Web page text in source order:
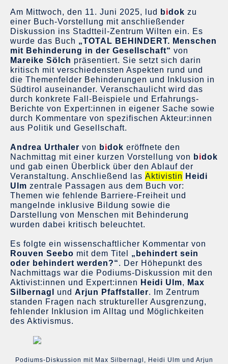
Am Mittwoch, den 11. Juni 2025, lud bidok zu
einer Buch-Vorstellung mit anschließender
Diskussion ins Stadtteil-Zentrum Wilten ein. Es
wurde das Buch „TOTAL BEHINDERT. Menschen
mit Behinderung in der Gesellschaft“ von
Mareike Sölch präsentiert. Sie setzt sich darin
kritisch mit verschiedensten Aspekten rund und
die Themenfelder Behinderungen und Inklusion in
Südtirol auseinander. Veranschaulicht wird das
durch konkrete Fall-Beispiele und Erfahrungs-
Berichte von Expert:innen in eigener Sache sowie
durch Kommentare von spezifischen Akteur:innen
aus Politik und Gesellschaft.
Andrea Urthaler von bidok eröffnete den
Nachmittag mit einer kurzen Vorstellung von bidok
und gab einen Überblick über den Ablauf der
Veranstaltung. Anschließend las Aktivistin Heidi
Ulm zentrale Passagen aus dem Buch vor:
Themen wie fehlende Barriere-Freiheit und
mangelnde inklusive Bildung sowie die
Darstellung von Menschen mit Behinderung
wurden dabei kritisch beleuchtet.
Es folgte ein wissenschaftlicher Kommentar von
Rouven Seebo mit dem Titel
„behindert sein
oder behindert werden?“. Der Höhepunkt des
Nachmittags war die Podiums-Diskussion mit den
Aktivist:innen und Expert:innen Heidi Ulm, Max
Silbernagl
und Arjun Pfaffstaller. Im Zentrum
standen Fragen nach struktureller Ausgrenzung,
fehlender Inklusion im Alltag und Möglichkeiten
des Aktivismus.
Podiums-Diskussion mit Max Silbernagl, Heidi Ulm und Arjun